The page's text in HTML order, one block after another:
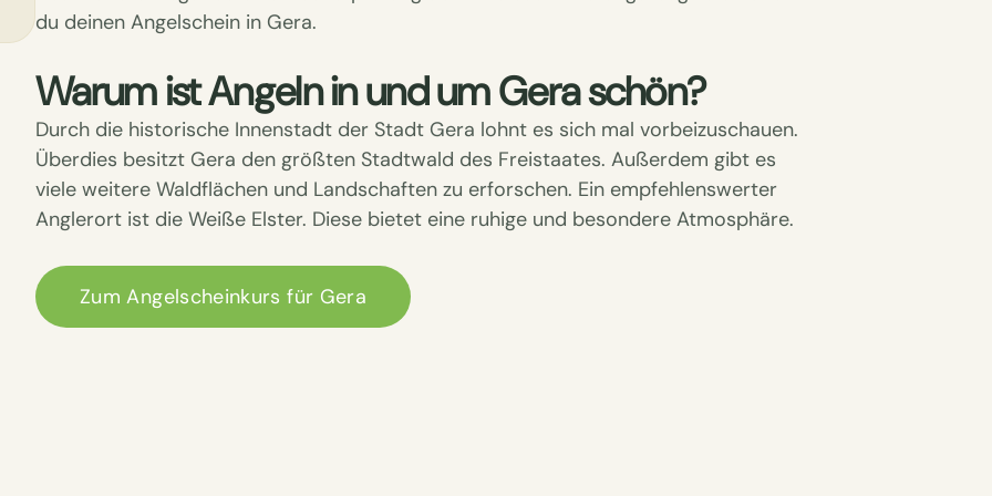
du deinen Angelschein in Gera.
Warum ist Angeln in und um Gera schön?
Durch die historische Innenstadt der Stadt Gera lohnt es sich mal vorbeizuschauen.
Überdies besitzt Gera den größten Stadtwald des Freistaates. Außerdem gibt es
viele weitere Waldflächen und Landschaften zu erforschen. Ein empfehlenswerter
Anglerort ist die Weiße Elster. Diese bietet eine ruhige und besondere Atmosphäre.
Zum Angelscheinkurs für Gera